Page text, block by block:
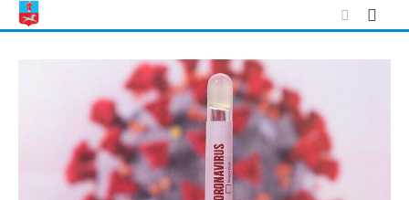
Skip
to